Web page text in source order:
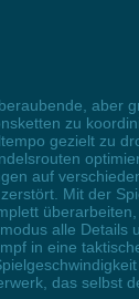
aber
zu
gezielt zu
auf
Mit der
alle
in eine
das selbst